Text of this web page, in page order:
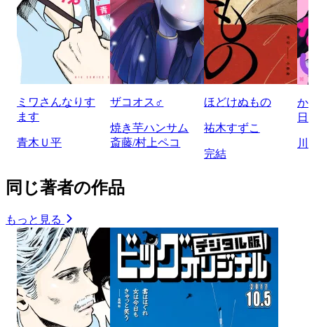
ミワさんなりす
ます
青木Ｕ平
ザコオス♂
焼き芋ハンサム
斎藤/村上ペコ
ほどけぬもの
祐木すずこ
完結
か
日
川
同じ著者の作品
もっと見る